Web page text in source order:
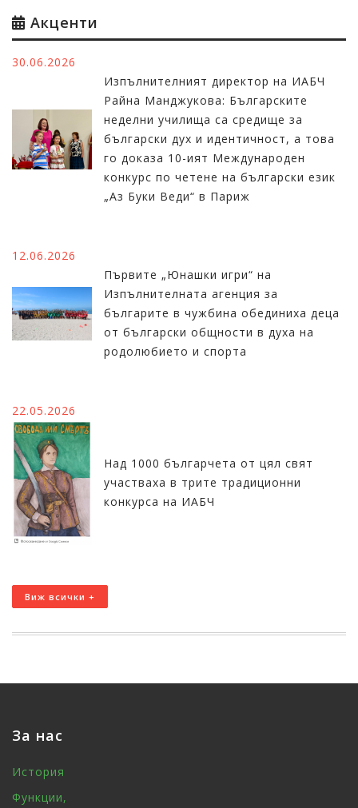
Акценти
30.06.2026
Изпълнителният директор на ИАБЧ
Райна Манджукова: Българските
неделни училища са средище за
български дух и идентичност, а това
го доказа 10-ият Международен
конкурс по четене на български език
„Аз Буки Веди“ в Париж
12.06.2026
Първите „Юнашки игри“ на
Изпълнителната агенция за
българите в чужбина обединиха деца
от български общности в духа на
родолюбието и спорта
22.05.2026
Над 1000 българчета от цял свят
участваха в трите традиционни
конкурса на ИАБЧ
Виж всички +
За нас
История
Функции,